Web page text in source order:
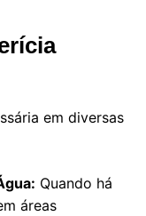
em diversas
Quando há
áreas